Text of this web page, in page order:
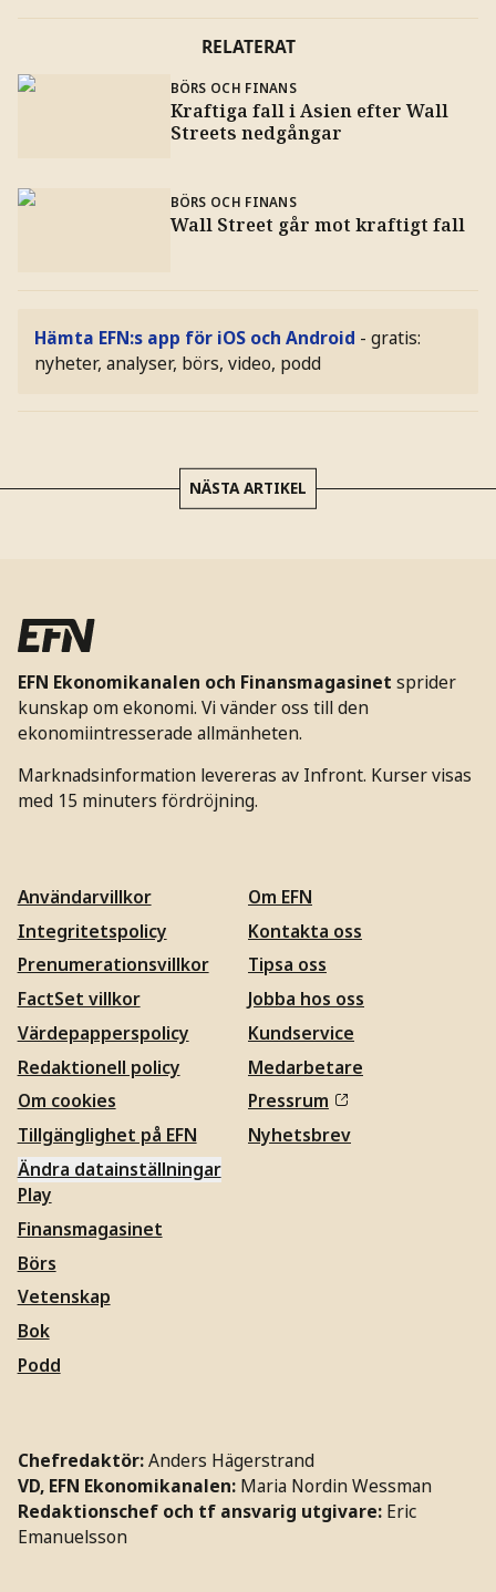
RELATERAT
BÖRS OCH FINANS
Kraftiga fall i Asien efter Wall
Streets nedgångar
BÖRS OCH FINANS
Wall Street går mot kraftigt fall
Hämta EFN:s app för iOS och Android - gratis:
nyheter, analyser, börs, video, podd
NÄSTA ARTIKEL
EFN Ekonomikanalen och Finansmagasinet sprider
kunskap om ekonomi. Vi vänder oss till den
ekonomiintresserade allmänheten.
Marknadsinformation levereras av Infront. Kurser visas
med 15 minuters fördröjning.
Användarvillkor
Integritetspolicy
Prenumerationsvillkor
FactSet villkor
Värdepapperspolicy
Redaktionell policy
Om cookies
Tillgänglighet på EFN
Ändra datainställningar
Om EFN
Kontakta oss
Tipsa oss
Jobba hos oss
Kundservice
Medarbetare
Pressrum
Nyhetsbrev
Play
Finansmagasinet
Börs
Vetenskap
Bok
Podd
Chefredaktör:Anders Hägerstrand
VD, EFN Ekonomikanalen: Maria Nordin Wessman
Redaktionschef och tf ansvarig utgivare: Eric
Emanuelsson